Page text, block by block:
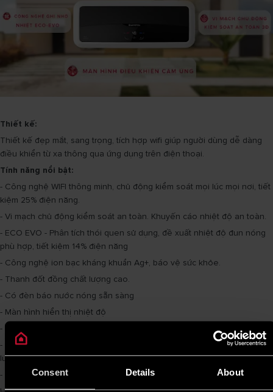
Consent Details About
Thiết kế:
Thiết kế đẹp mắt, sang trọng, tích hợp wifi giúp người dùng dễ dàng
điều khiển từ xa thông qua ứng dụng trên điện thoại.
Tính năng nổi bật:
- Công nghệ WIFl thông minh, chủ động kiểm soát mọi lúc mọi nơi, tiết
kiệm 25% điện năng.
- Vi mạch chủ động kiểm soát an toàn. Khuyến cáo nhiệt độ an toàn.
- ECO EVO - Phân tích thói quen sử dụng, đề xuất nhiệt độ đun nóng
phù hợp, tiết kiệm 14% điện năng
- Công nghệ ion bạc kháng khuẩn Ag+, báo vệ sức khỏe.
- Thanh đốt đồng chất lượng cao.
- Có đèn báo nước nóng sẵn sàng
- Màn hình hiển thị nhiệt độ
- Với lớp cách nhiệt mật độ cao, giữ nhiệt độ nước lên đến 48 giờ.
- Công nghệ Flexomix còn giúp tăng cường hiệu suất nhiệt, mang lại
lượng nước nóng nhiều hơn 10%.
- 5 sao tiết kiệm năng lượng.